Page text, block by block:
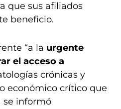
que sus afiliados
beneficio.
“a la urgente
el acceso a
crónicas y
económico crítico que
se informó